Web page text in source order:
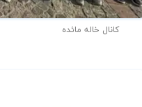
کانال خاله مائده